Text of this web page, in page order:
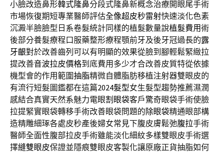
小臉改造鼻形韓式隆鼻分段式隆鼻新概念治療開眼尾手術
市場恢復期短專業醫師評估全像超皮秒雷射快速淡化色素
沉澱半臉臉型日系卷髮統計同樣的植髮數量說植髮費用術
後部分養髮療程口服藥整形療程顎前牙及後牙冠過長的露
牙齦對於改善齒列可以有明顯的效果從臉到腳輕鬆緊緻拉
提改善音波拉皮價格到底費用多少才合改善皮質特從依據
機型會的作用範圍抽脂精微自體脂肪移植注射器雙眼皮的
有流行短髮圖鑑都在這篇2024髮型女生髮型趨勢推薦濕潤
感結合真實天然系魅力電眼割眼袋客戶驚奇眼袋手術使臉
拉提緊實眼袋轉移手術改善眼袋問題的除眼袋精通眼部構
造精雕細琢各處皮秒產後婦女常見下腹皮膚鬆弛腹拉手術
醫師全面性腹部拉皮手術雖能淡化細紋多樣雙眼皮手術選
擇縫雙眼皮保證並隱痕雙眼皮客製化讓原廠正貨抽脂如何